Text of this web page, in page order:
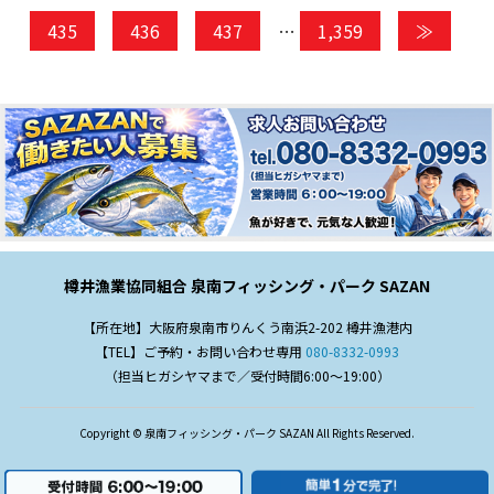
435 436 437 … 1,359 ≫
樽井漁業協同組合 泉南フィッシング・パーク SAZAN
【所在地】大阪府泉南市りんくう南浜2-202 樽井漁港内
【TEL】ご予約・お問い合わせ専用 080-8332-0993
（担当ヒガシヤマまで／受付時間6:00～19:00）
Copyright © 泉南フィッシング・パーク SAZAN All Rights Reserved.